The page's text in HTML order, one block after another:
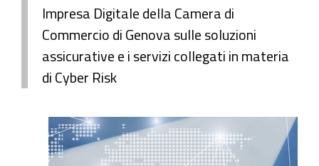
Impresa Digitale della Camera di
Commercio di Genova sulle soluzioni
assicurative e i servizi collegati in materia
di Cyber Risk